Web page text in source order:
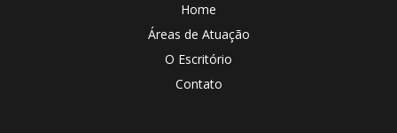
Home
Áreas de Atuação
O Escritório
Contato